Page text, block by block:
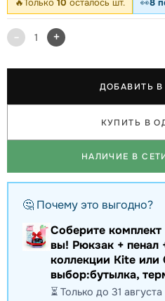
🔥Только 10 осталось шт. 👀8
- 1 +
ДОБАВИТЬ
КУПИТЬ В
НАЛИЧИЕ В
🤔 Почему это выгодно?
Соберите
вы! Рюкзак + пенал
коллекции Kite или
выбор:бутылка,
⏳ Только до 31 августа